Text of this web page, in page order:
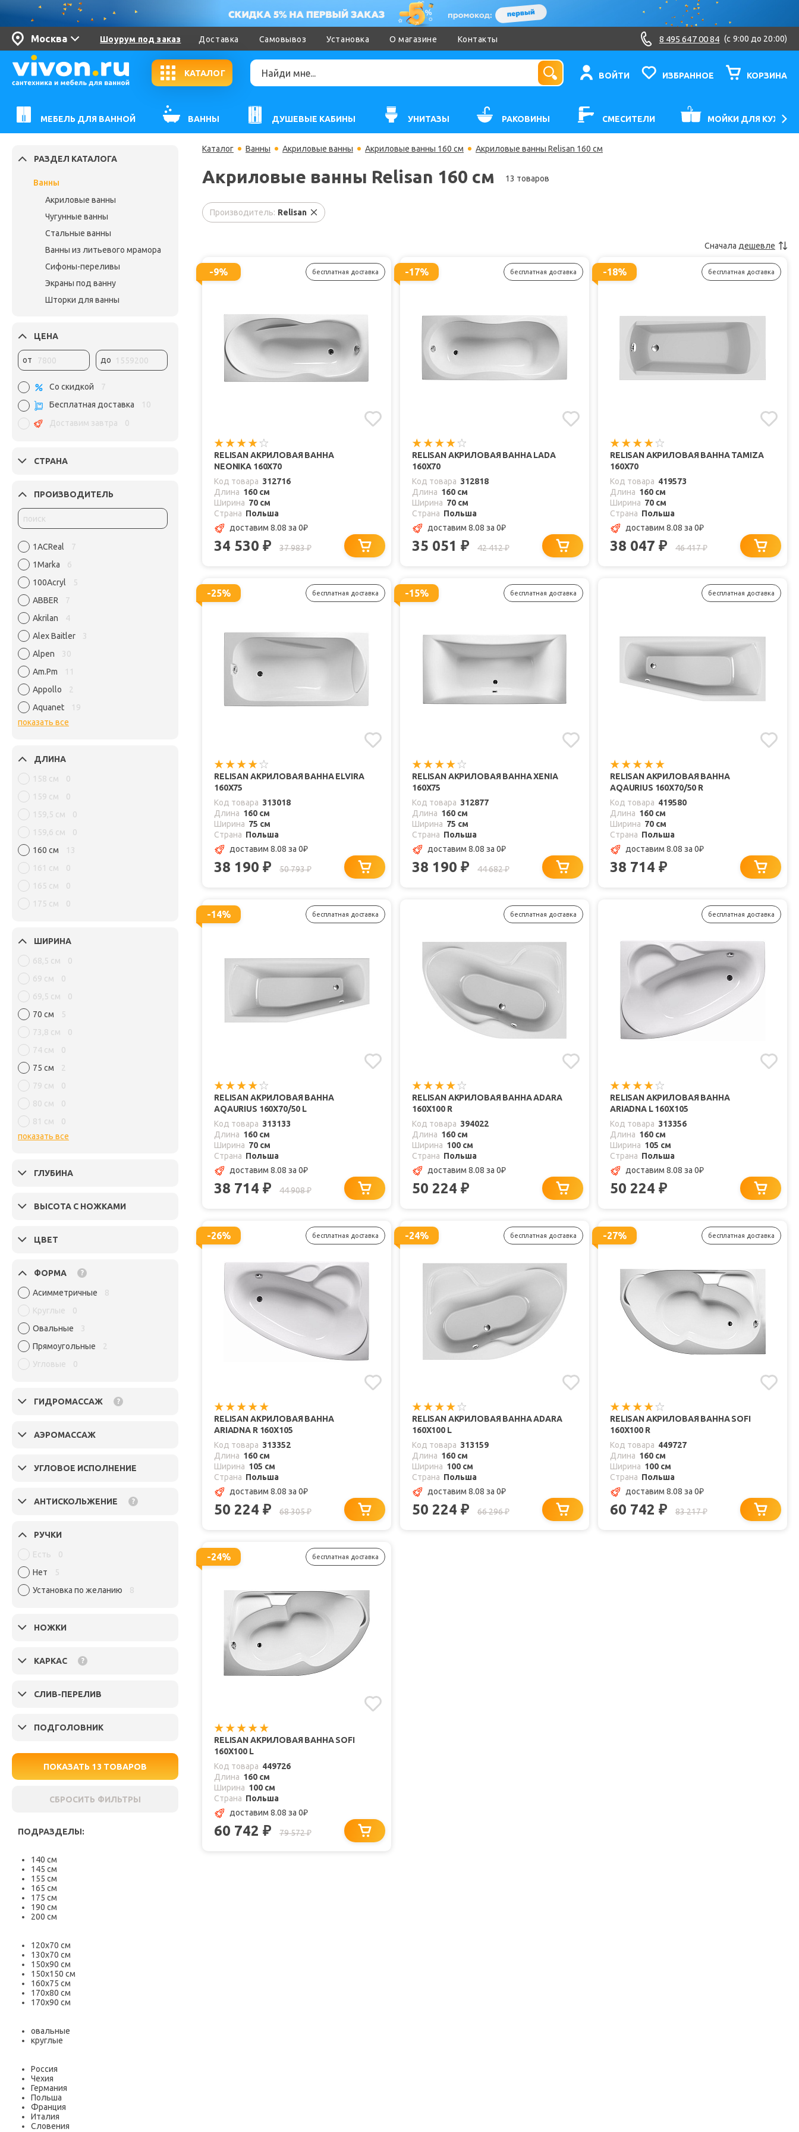
Москва Шоурум под заказ Доставка Самовывоз Установка О магазине Контакты 8 495 647 00 84 (c 9:00 до 20:00)
КАТАЛОГ ВОЙТИ ИЗБРАННОЕ КОРЗИНА
МЕБЕЛЬ ДЛЯ ВАННОЙ ВАННЫ ДУШЕВЫЕ КАБИНЫ УНИТАЗЫ РАКОВИНЫ СМЕСИТЕЛИ МОЙКИ ДЛЯ КУХНИ
РАЗДЕЛ КАТАЛОГА
Ванны
Акриловые ванны
Чугунные ванны
Стальные ванны
Ванны из литьевого мрамора
Сифоны-переливы
Экраны под ванну
Шторки для ванны
ЦЕНА
от до
Со скидкой
7
Бесплатная доставка
10
Доставим завтра
0
СТРАНА
ПРОИЗВОДИТЕЛЬ
1ACReal
7
1Marka
6
100Acryl
5
ABBER
7
Akrilan
4
Alex Baitler
3
Alpen
30
Am.Pm
11
Appollo
2
Aquanet
19
показать все
ДЛИНА
158 см
0
159 см
0
159,5 см
0
159,6 см
0
160 см
13
161 см
0
165 см
0
175 см
0
ШИРИНА
68,5 см
0
69 см
0
69,5 см
0
70 см
5
73,8 см
0
74 см
0
75 см
2
79 см
0
80 см
0
81 см
0
показать все
ГЛУБИНА
ВЫСОТА С НОЖКАМИ
ЦВЕТ
ФОРМА ?
Асимметричные
8
Круглые
0
Овальные
3
Прямоугольные
2
Угловые
0
ГИДРОМАССАЖ ?
АЭРОМАССАЖ
УГЛОВОЕ ИСПОЛНЕНИЕ
АНТИСКОЛЬЖЕНИЕ ?
РУЧКИ
Есть
0
Нет
5
Установка по желанию
8
НОЖКИ
КАРКАС ?
СЛИВ-ПЕРЕЛИВ
ПОДГОЛОВНИК
ПОКАЗАТЬ 13 ТОВАРОВ
СБРОСИТЬ ФИЛЬТРЫ
ПОДРАЗДЕЛЫ:
140 см
145 см
155 см
165 см
175 см
190 см
200 см
120х70 см
130х70 см
150х90 см
150х150 см
160х75 см
170х80 см
170х90 см
овальные
круглые
Россия
Чехия
Германия
Польша
Франция
Италия
Словения
Каталог Ванны Акриловые ванны Акриловые ванны 160 см Акриловые ванны Relisan 160 см
Акриловые ванны Relisan 160 см 13 товаров
Производитель: Relisan
Сначала дешевле
-9% бесплатная доставка
RELISAN АКРИЛОВАЯ ВАННА
NEONIKA 160X70
Код товара 312716
Длина 160 см
Ширина 70 см
Страна Польша
доставим 8.08 за 0₽
34 530 ₽ 37 983₽
-17% бесплатная доставка
RELISAN АКРИЛОВАЯ ВАННА LADA
160X70
Код товара 312818
Длина 160 см
Ширина 70 см
Страна Польша
доставим 8.08 за 0₽
35 051 ₽ 42 412₽
-18% бесплатная доставка
RELISAN АКРИЛОВАЯ ВАННА TAMIZA
160X70
Код товара 419573
Длина 160 см
Ширина 70 см
Страна Польша
доставим 8.08 за 0₽
38 047 ₽ 46 417₽
-25% бесплатная доставка
RELISAN АКРИЛОВАЯ ВАННА ELVIRA
160X75
Код товара 313018
Длина 160 см
Ширина 75 см
Страна Польша
доставим 8.08 за 0₽
38 190 ₽ 50 793₽
-15% бесплатная доставка
RELISAN АКРИЛОВАЯ ВАННА XENIA
160X75
Код товара 312877
Длина 160 см
Ширина 75 см
Страна Польша
доставим 8.08 за 0₽
38 190 ₽ 44 682₽
бесплатная доставка
RELISAN АКРИЛОВАЯ ВАННА
AQAURIUS 160X70/50 R
Код товара 419580
Длина 160 см
Ширина 70 см
Страна Польша
доставим 8.08 за 0₽
38 714 ₽
-14% бесплатная доставка
RELISAN АКРИЛОВАЯ ВАННА
AQAURIUS 160X70/50 L
Код товара 313133
Длина 160 см
Ширина 70 см
Страна Польша
доставим 8.08 за 0₽
38 714 ₽ 44 908₽
бесплатная доставка
RELISAN АКРИЛОВАЯ ВАННА ADARA
160X100 R
Код товара 394022
Длина 160 см
Ширина 100 см
Страна Польша
доставим 8.08 за 0₽
50 224 ₽
бесплатная доставка
RELISAN АКРИЛОВАЯ ВАННА
ARIADNA L 160X105
Код товара 313356
Длина 160 см
Ширина 105 см
Страна Польша
доставим 8.08 за 0₽
50 224 ₽
-26% бесплатная доставка
RELISAN АКРИЛОВАЯ ВАННА
ARIADNA R 160X105
Код товара 313352
Длина 160 см
Ширина 105 см
Страна Польша
доставим 8.08 за 0₽
50 224 ₽ 68 305₽
-24% бесплатная доставка
RELISAN АКРИЛОВАЯ ВАННА ADARA
160X100 L
Код товара 313159
Длина 160 см
Ширина 100 см
Страна Польша
доставим 8.08 за 0₽
50 224 ₽ 66 296₽
-27% бесплатная доставка
RELISAN АКРИЛОВАЯ ВАННА SOFI
160X100 R
Код товара 449727
Длина 160 см
Ширина 100 см
Страна Польша
доставим 8.08 за 0₽
60 742 ₽ 83 217₽
-24% бесплатная доставка
RELISAN АКРИЛОВАЯ ВАННА SOFI
160X100 L
Код товара 449726
Длина 160 см
Ширина 100 см
Страна Польша
доставим 8.08 за 0₽
60 742 ₽ 79 572₽